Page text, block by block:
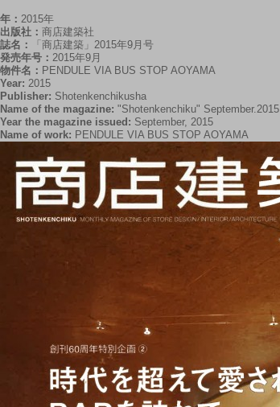
年： 2015年
出版社： 商店建築社
誌名：
「商店建築」2015年9月号
発売年号： 2015年9月
物件名： PENDULE VIA BUS STOP AOYAMA
Year: 2015
Publisher: Shotenkenchikusha
Name of the magazine: "Shotenkenchiku" September.2015
Year the magazine issued: September, 2015
Name of work: PENDULE VIA BUS STOP AOYAMA